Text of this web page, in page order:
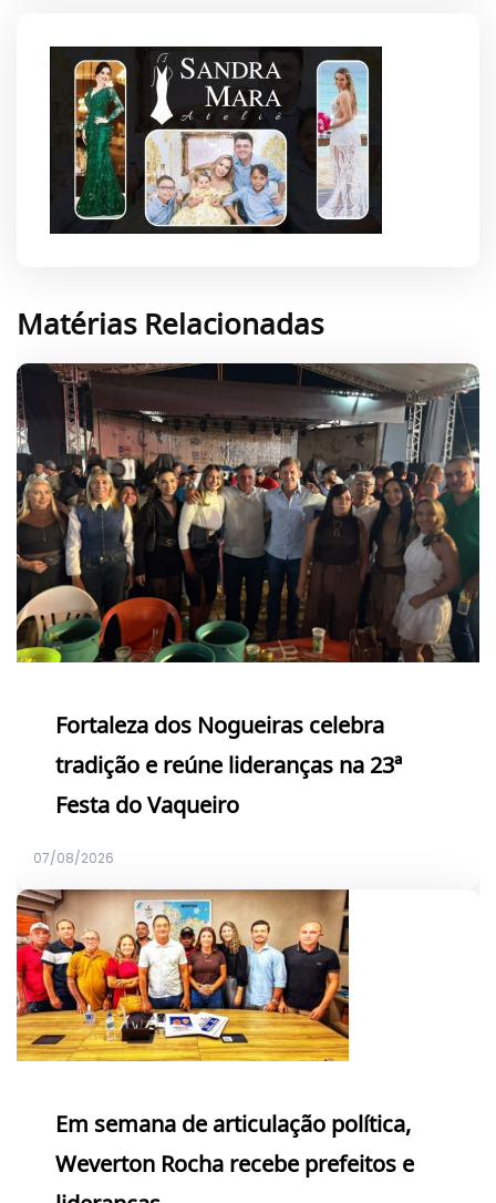
Matérias Relacionadas
Fortaleza dos Nogueiras celebra
tradição e reúne lideranças na 23ª
Festa do Vaqueiro
07/08/2026
Em semana de articulação política,
Weverton Rocha recebe prefeitos e